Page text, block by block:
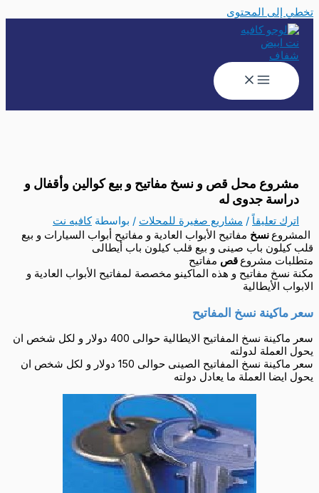
تخطي إلى المحتوى
مشروع محل قص و نسخ مفاتيح و بيع كوالين وأقفال و
دراسة جدوى له
اترك تعليقاً / مشاريع صغيرة للمحلات / بواسطة كافيه نت
المشروع نسخ مفاتيح الأبواب العادية و مفاتيح أبواب السيارات و بيع
قلب كيلون باب صينى و بيع قلب كيلون باب أيطالى
متطلبات مشروع قص مفاتيح
مكنة نسخ مفاتيح و هذه الماكينو مخصصة لمفاتيح الأبواب العادية و
الابواب الأيطالية
سعر ماكينة نسخ المفاتيح
سعر ماكينة نسخ المفاتيح الايطالية حوالى 400 دولار و لكل شخص ان
يحول العملة لدولته
سعر ماكينة نسخ المفاتيح الصينى حوالى 150 دولار و لكل شخص ان
يحول ايضا العملة ما يعادل دولته